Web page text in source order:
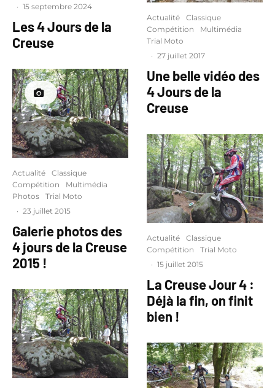
· 15 septembre 2024
Les 4 Jours de la
Creuse
Actualité
Classique
Compétition
Multimédia
Photos
Trial Moto
· 23 juillet 2015
Galerie photos des
4 jours de la Creuse
2015 !
Actualité
Classique
Compétition
Multimédia
Trial Moto
· 27 juillet 2017
Une belle vidéo des
4 Jours de la
Creuse
Actualité
Classique
Compétition
Trial Moto
· 15 juillet 2015
La Creuse Jour 4 :
Déjà la fin, on finit
bien !